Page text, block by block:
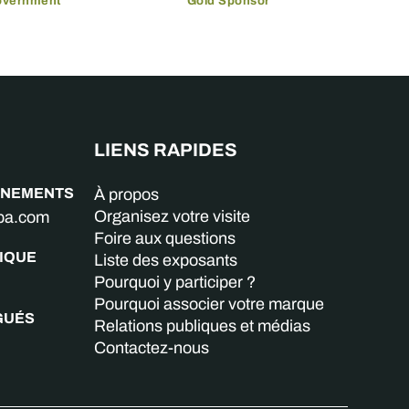
LIENS RAPIDES
À propos
Organisez votre visite
Foire aux questions
Liste des exposants
Pourquoi y participer ?
Pourquoi associer votre marque
Relations publiques et médias
Contactez-nous